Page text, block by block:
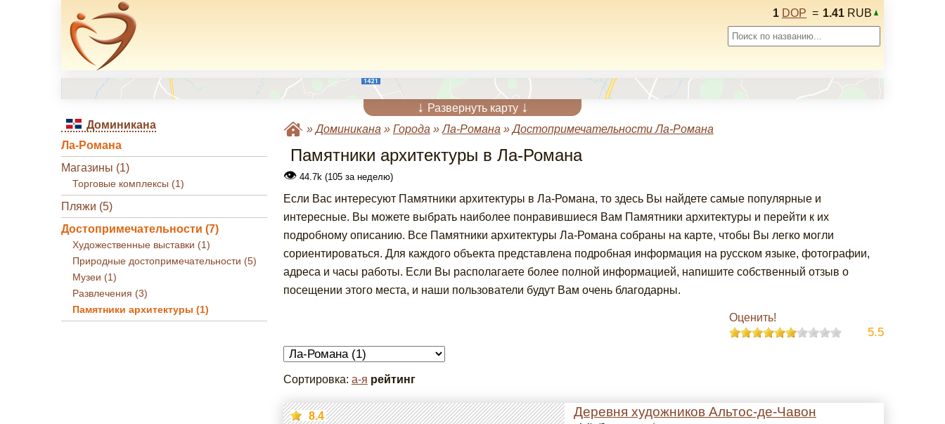
1 DOP = 1.41 RUB
↓ Развернуть карту ↓
Доминикана
Ла-Романа
Магазины (1)
Торговые комплексы (1)
Пляжи (5)
Достопримечательности (7)
Художественные выставки (1)
Природные достопримечательности (5)
Музеи (1)
Развлечения (3)
Памятники архитектуры (1)
»Доминикана » Города »Ла-Романа »Достопримечательности Ла-Романа
Памятники архитектуры в Ла-Романа
👁44.7k (105 за неделю)
Если Вас интересуют Памятники архитектуры в Ла-Романа, то здесь Вы найдете самые популярные и
интересные. Вы можете выбрать наиболее понравившиеся Вам Памятники архитектуры и перейти к их
подробному описанию. Все Памятники архитектуры Ла-Романа собраны на карте, чтобы Вы легко могли
сориентироваться. Для каждого объекта представлена подробная информация на русском языке, фотографии,
адреса и часы работы. Если Вы располагаете более полной информацией, напишите собственный отзыв о
посещении этого места, и наши пользователи будут Вам очень благодарны.
Оценить!
5.5
Сортировка: а-я рейтинг
Деревня художников Альтос-де-Чавон
8.4